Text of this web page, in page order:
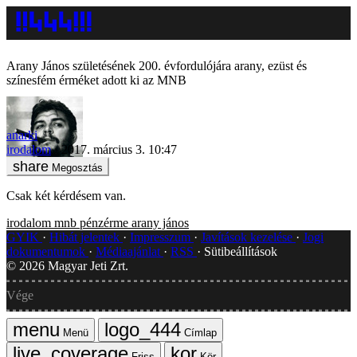
Arany János születésének 200. évfordulójára arany, ezüst és
színesfém érméket adott ki az MNB
anarki
irodalom
2017. március 3. 10:47
Megosztás
Csak két kérdésem van.
irodalom mnb pénzérme arany jános
GYIK
Hibát jelentek Impresszum Javítások kezelése
Jogi
dokumentumok
Médiaajánlat RSS
Sütibeállítások
© 2026 Magyar Jeti Zrt.
Vége
Menü
Címlap